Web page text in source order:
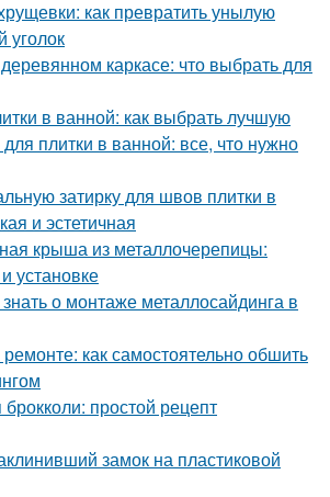
как превратить унылую
уголок
каркасе: что выбрать для
в ванной: как выбрать лучшую
плитки в ванной: все, что нужно
затирку для швов плитки в
и эстетичная
крыша из металлочерепицы:
установке
о монтаже металлосайдинга в
как самостоятельно обшить
простой рецепт
замок на пластиковой